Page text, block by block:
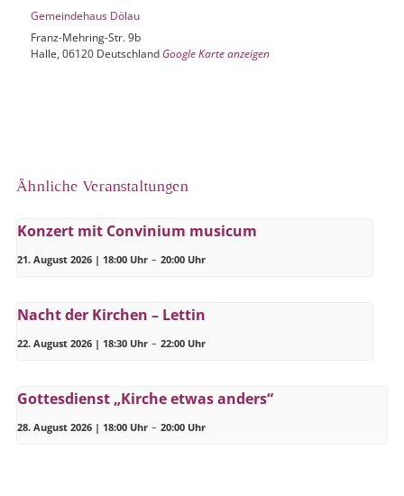
Gemeindehaus Dölau
Franz-Mehring-Str. 9b
Halle, 06120 Deutschland Google Karte anzeigen
Ähnliche Veranstaltungen
Konzert mit Convinium musicum
21. August 2026 | 18:00 Uhr – 20:00 Uhr
Nacht der Kirchen – Lettin
22. August 2026 | 18:30 Uhr – 22:00 Uhr
Gottesdienst „Kirche etwas anders“
28. August 2026 | 18:00 Uhr – 20:00 Uhr